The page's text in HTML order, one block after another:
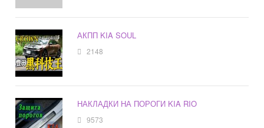
АКПП KIA SOUL
2148
НАКЛАДКИ НА ПОРОГИ KIA RIO
9573